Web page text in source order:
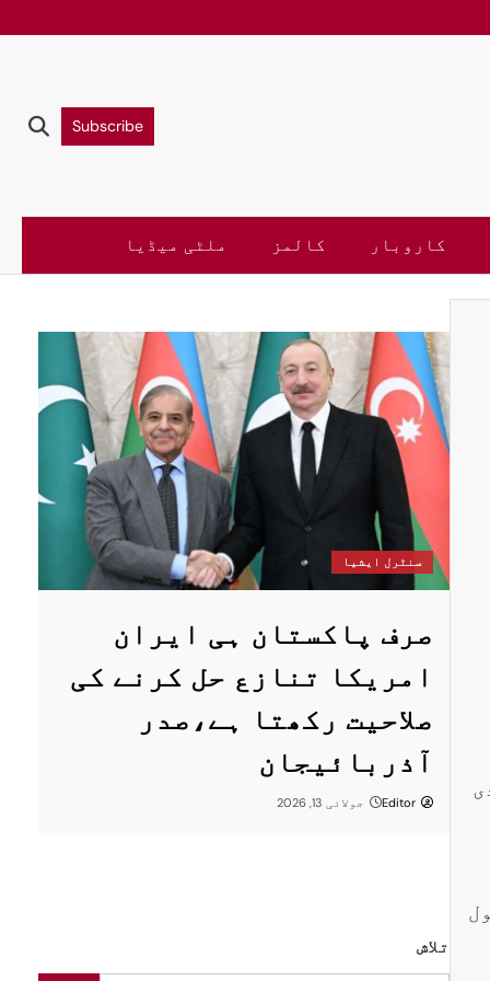
Subscribe
کاروبار کالمز ملٹی میڈیا
سنٹرل ایشیا
صرف پاکستان ہی ایران
امریکا تنازع حل کرنے کی
صلاحیت رکھتا ہے،صدر
آذربائیجان
Editor جولائی 13, 2026
تلاش